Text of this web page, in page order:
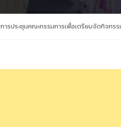
การประชุมคณะกรรมการเพื่อเตรียมจัดกิจกร